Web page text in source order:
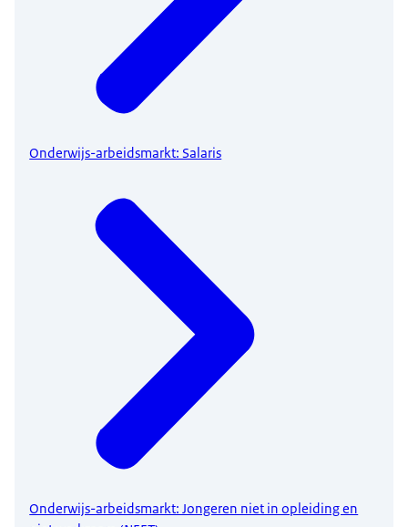
Onderwijs-arbeidsmarkt: Salaris
Onderwijs-arbeidsmarkt: Jongeren niet in opleiding en